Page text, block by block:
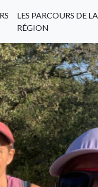
LES PARCOURS DE LA
RÉGION